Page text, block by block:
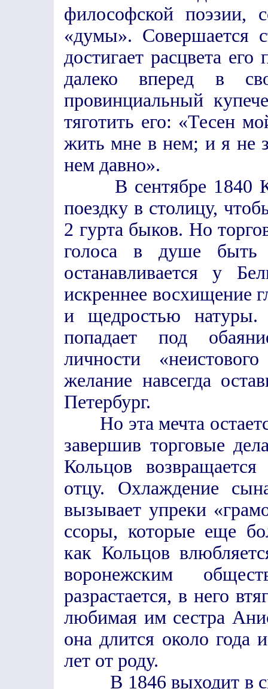
философской поэзии,
«думы». Совершается
достигает расцвета
далеко вперед в
провинциальный
тяготить его: «Тесен
жить мне в нем; и я не
нем давно».
В сентябре 1840
поездку в столицу,
2 гурта быков. Но
голоса в душе быть
останавливается у
искреннее восхищение
и щедростью
попадает под
личности
желание навсегда
Петербург.
Но эта мечта
завершив торговые
Кольцов
отцу. Охлаждение
вызывает упреки
ссоры, которые еще
как Кольцов
воронежским
разрастается, в него
любимая им сестра
она длится около года
лет от роду.
В 1846 выходит в